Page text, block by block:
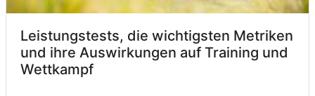
Leistungstests, die wichtigsten Metriken
und ihre Auswirkungen auf Training und
Wettkampf